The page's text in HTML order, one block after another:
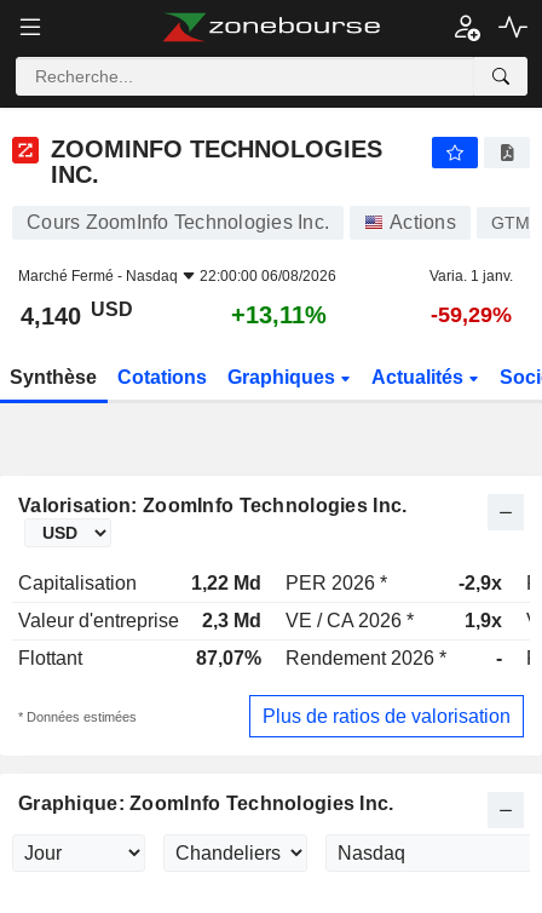
ZOOMINFO TECHNOLOGIES
INC.
Cours ZoomInfo Technologies Inc. Actions GTM
Marché Fermé - Nasdaq 22:00:00 06/08/2026 Varia. 1 janv.
4,140 USD +13,11% -59,29%
Synthèse Cotations Graphiques Actualités
Valorisation: ZoomInfo Technologies Inc.
Capitalisation 1,22 Md PER 2026 * -2,9x
Valeur d'entreprise
2,3 Md VE / CA 2026 * 1,9x
Flottant
87,07% Rendement 2026 * -
* Données estimées Plus de ratios de valorisation
Graphique: ZoomInfo Technologies Inc.